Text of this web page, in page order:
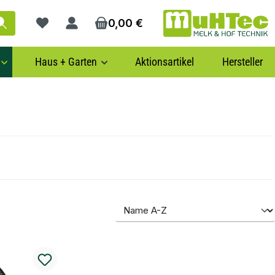
Du hast 0 Produkte auf dem Merkzettel
0,00 €
Haus + Garten Aktionsartikel Hersteller